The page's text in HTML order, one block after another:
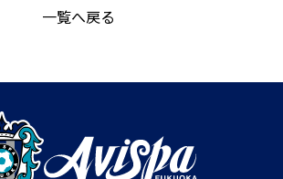
一覧へ戻る